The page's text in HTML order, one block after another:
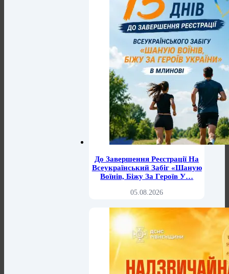
До Завершення Реєстрації На
Всеукраїнський Забіг «Шаную
Воїнів, Біжу За Героїв У…
05.08.2026